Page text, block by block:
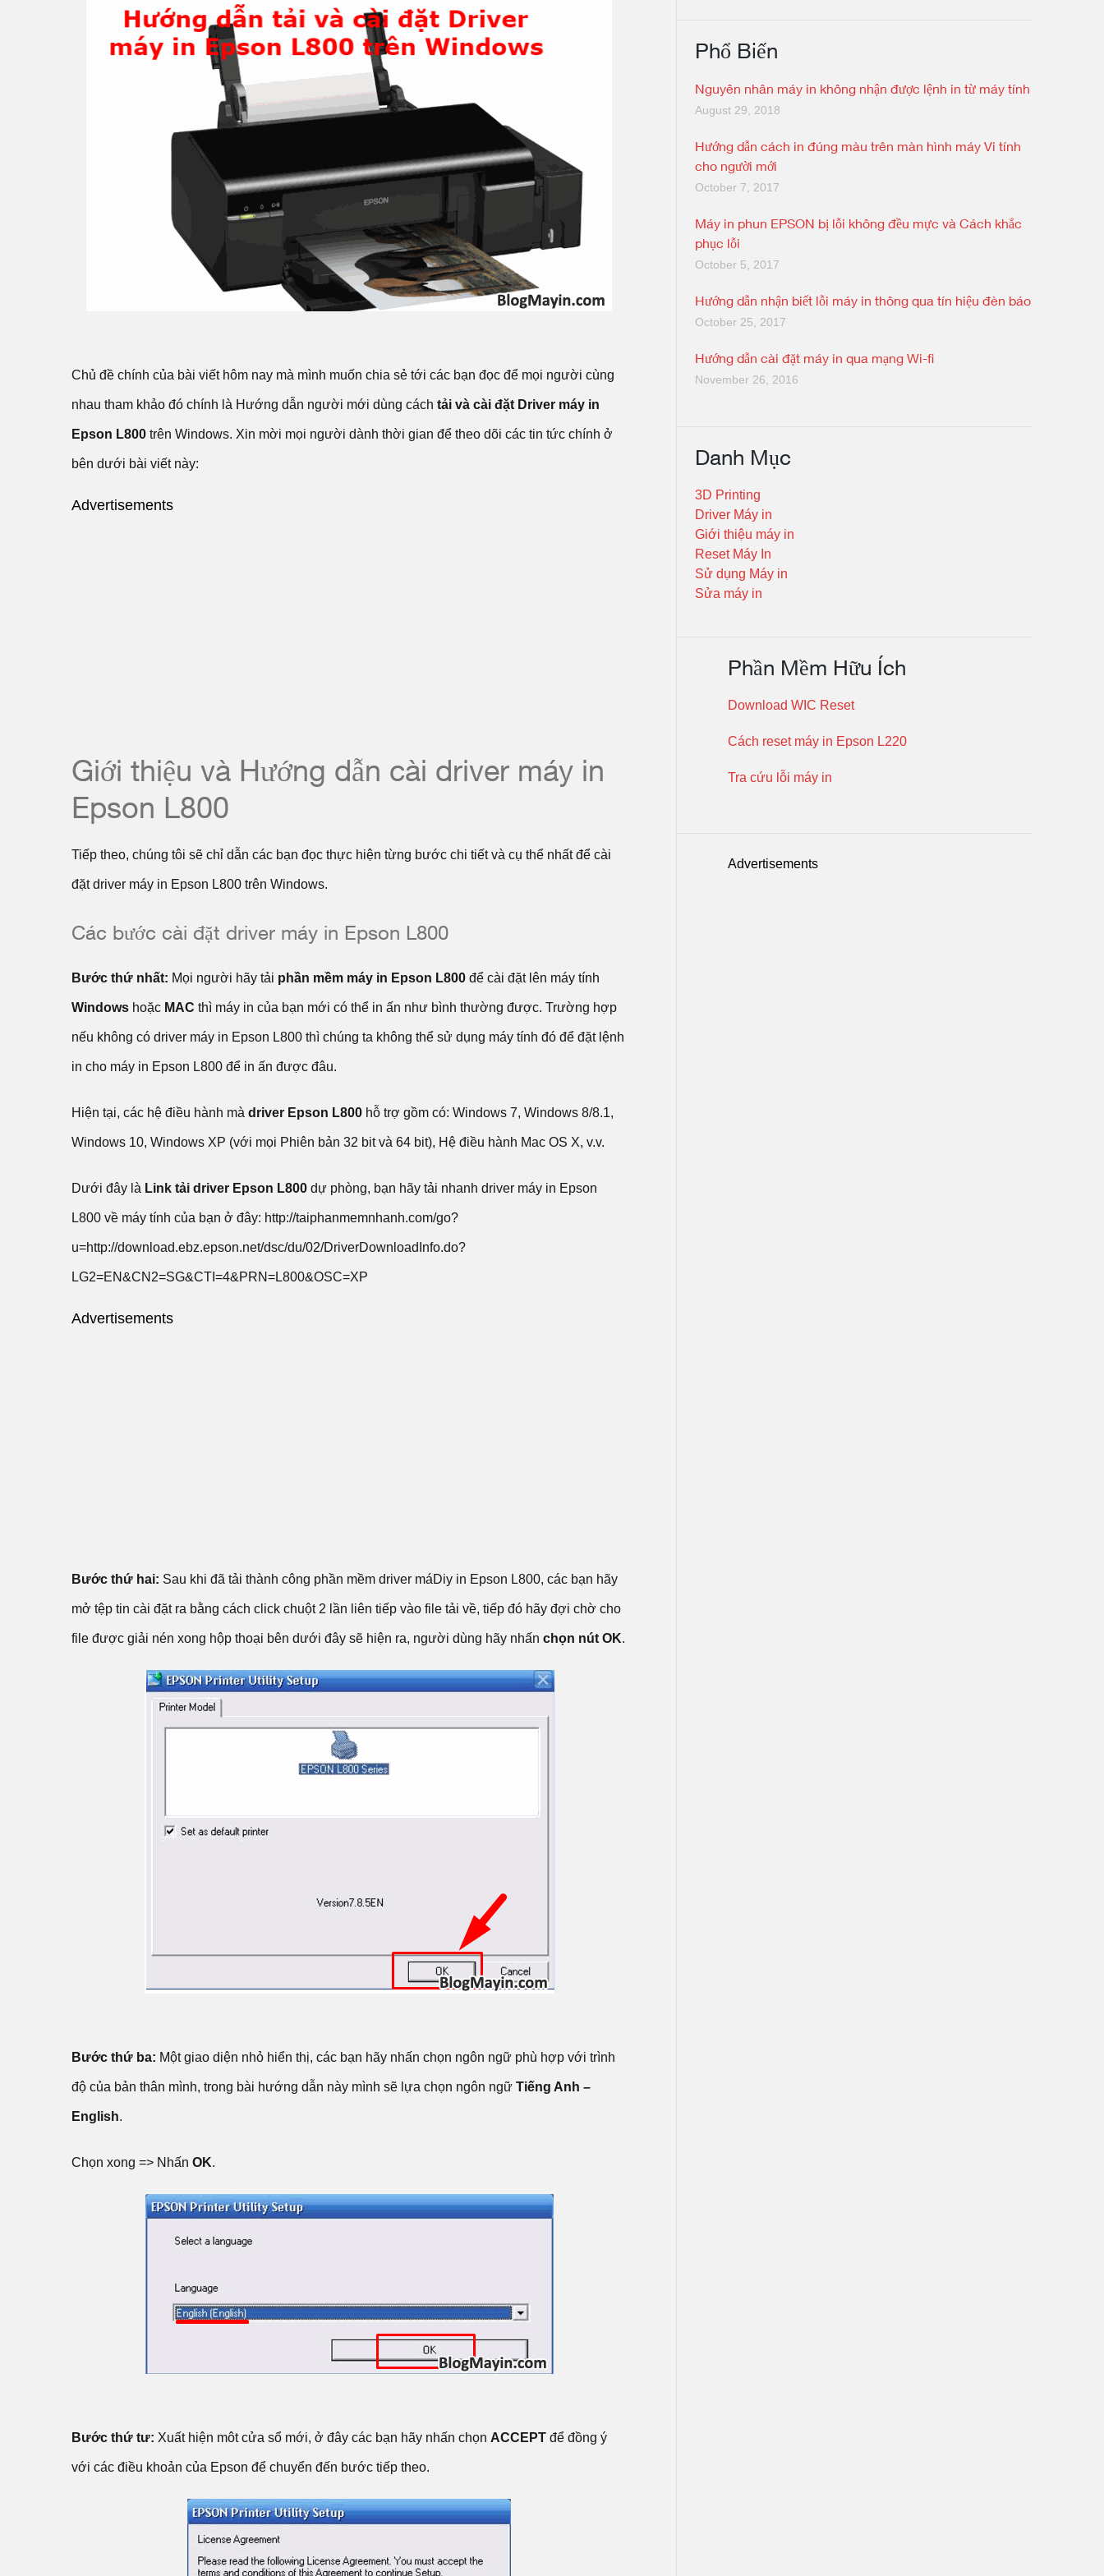
Chủ đề chính của bài viết hôm nay mà mình muốn chia sẻ tới các bạn đọc để mọi người cùng
nhau tham khảo đó chính là Hướng dẫn người mới dùng cách tải và cài đặt Driver máy in
Epson L800 trên Windows. Xin mời mọi người dành thời gian để theo dõi các tin tức chính ở
bên dưới bài viết này:
Advertisements
Giới thiệu và Hướng dẫn cài driver máy in
Epson L800
Tiếp theo, chúng tôi sẽ chỉ dẫn các bạn đọc thực hiện từng bước chi tiết và cụ thể nhất để cài
đặt driver máy in Epson L800 trên Windows.
Các bước cài đặt driver máy in Epson L800
Bước thứ nhất: Mọi người hãy tải phần mềm máy in Epson L800 để cài đặt lên máy tính
Windows hoặc MAC thì máy in của bạn mới có thể in ấn như bình thường được. Trường hợp
nếu không có driver máy in Epson L800 thì chúng ta không thể sử dụng máy tính đó để đặt lệnh
in cho máy in Epson L800 để in ấn được đâu.
Hiện tại, các hệ điều hành mà driver Epson L800 hỗ trợ gồm có: Windows 7, Windows 8/8.1,
Windows 10, Windows XP (với mọi Phiên bản 32 bit và 64 bit), Hệ điều hành Mac OS X, v.v.
Dưới đây là Link tải driver Epson L800 dự phòng, bạn hãy tải nhanh driver máy in Epson
L800 về máy tính của bạn ở đây: http://taiphanmemnhanh.com/go?
u=http://download.ebz.epson.net/dsc/du/02/DriverDownloadInfo.do?
LG2=EN&CN2=SG&CTI=4&PRN=L800&OSC=XP
Advertisements
Bước thứ hai: Sau khi đã tải thành công phần mềm driver máDiy in Epson L800, các bạn hãy
mở tệp tin cài đặt ra bằng cách click chuột 2 lần liên tiếp vào file tải về, tiếp đó hãy đợi chờ cho
file được giải nén xong hộp thoại bên dưới đây sẽ hiện ra, người dùng hãy nhấn chọn nút OK.
Bước thứ ba: Một giao diện nhỏ hiển thị, các bạn hãy nhấn chọn ngôn ngữ phù hợp với trình
độ của bản thân mình, trong bài hướng dẫn này mình sẽ lựa chọn ngôn ngữ Tiếng Anh –
English.
Chọn xong => Nhấn OK.
Bước thứ tư: Xuất hiện môt cửa sổ mới, ở đây các bạn hãy nhấn chọn ACCEPT để đồng ý
với các điều khoản của Epson để chuyển đến bước tiếp theo.
Phổ Biến
Nguyên nhân máy in không nhận được lệnh in từ máy tính
August 29, 2018
Hướng dẫn cách in đúng màu trên màn hình máy Vi tính
cho người mới
October 7, 2017
Máy in phun EPSON bị lỗi không đều mực và Cách khắc
phục lỗi
October 5, 2017
Hướng dẫn nhận biết lỗi máy in thông qua tín hiệu đèn báo
October 25, 2017
Hướng dẫn cài đặt máy in qua mạng Wi-fi
November 26, 2016
Danh Mục
3D Printing
Driver Máy in
Giới thiệu máy in
Reset Máy In
Sử dụng Máy in
Sửa máy in
Phần Mềm Hữu Ích
Download WIC Reset
Cách reset máy in Epson L220
Tra cứu lỗi máy in
Advertisements